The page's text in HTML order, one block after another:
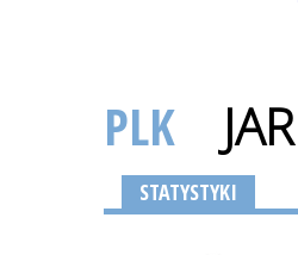
PLK
STATYSTYKI